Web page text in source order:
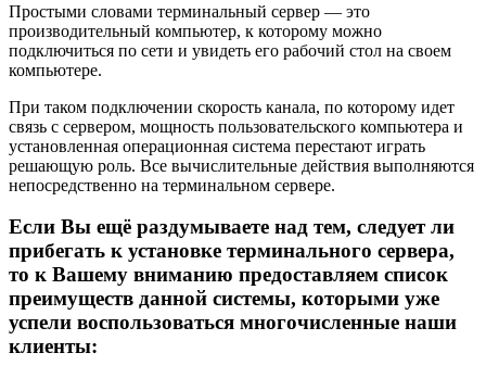
Простыми словами терминальный сервер — это
производительный компьютер, к которому можно
подключиться по сети и увидеть его рабочий стол на своем
компьютере.
При таком подключении скорость канала, по которому идет
связь с сервером, мощность пользовательского компьютера и
установленная операционная система перестают играть
решающую роль. Все вычислительные действия выполняются
непосредственно на терминальном сервере.
Если Вы ещё раздумываете над тем, следует ли
прибегать к установке терминального сервера,
то к Вашему вниманию предоставляем список
преимуществ данной системы, которыми уже
успели воспользоваться многочисленные наши
клиенты: